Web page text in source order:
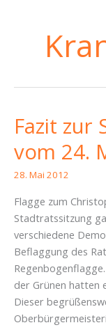
Fazit zur
vom 24.
28. Mai 2012
Flagge zum
Stadtratssitzung
verschiedene
Beflaggung des
der Grünen hatten
Dieser